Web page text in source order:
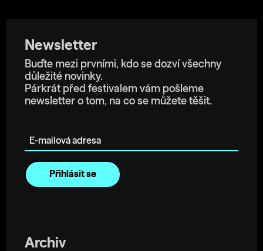
Newsletter
Buďte mezi prvními, kdo se dozví všechny
důležité novinky.
Párkrát před festivalem vám pošleme
newsletter o tom, na co se můžete těšit.
Archiv